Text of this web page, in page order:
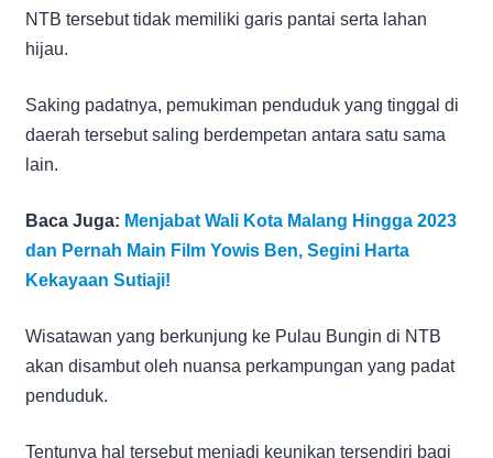
NTB tersebut tidak memiliki garis pantai serta lahan
hijau.
Saking padatnya, pemukiman penduduk yang tinggal di
daerah tersebut saling berdempetan antara satu sama
lain.
Baca Juga: Menjabat Wali Kota Malang Hingga 2023
dan Pernah Main Film Yowis Ben, Segini Harta
Kekayaan Sutiaji!
Wisatawan yang berkunjung ke Pulau Bungin di NTB
akan disambut oleh nuansa perkampungan yang padat
penduduk.
Tentunya hal tersebut menjadi keunikan tersendiri bagi